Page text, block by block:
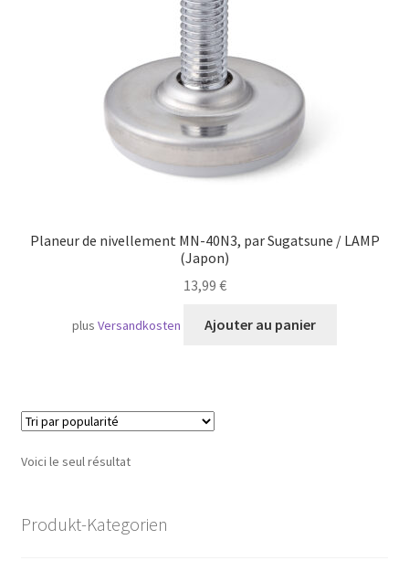
Planeur de nivellement MN-40N3, par Sugatsune / LAMP
(Japon)
13,99 €
plusVersandkosten Ajouter au panier
Voici le seul résultat
Produkt-Kategorien